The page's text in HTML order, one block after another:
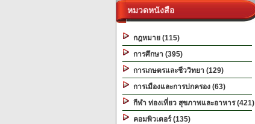
หมวดหนังสือ
กฎหมาย (115)
การศึกษา (395)
การเกษตรและชีววิทยา (129)
การเมืองและการปกครอง (63)
กีฬา ท่องเที่ยว สุขภาพและอาหาร (421)
คอมพิวเตอร์ (135)